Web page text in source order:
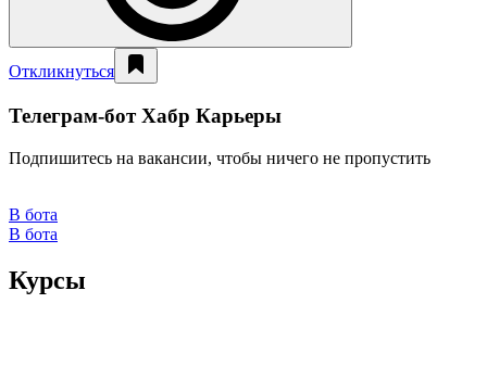
Откликнуться
Телеграм-бот Хабр Карьеры
Подпишитесь на вакансии, чтобы ничего не пропустить
В бота
В бота
Курсы